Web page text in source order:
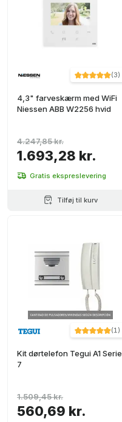
(3)
4,3" farveskærm med WiFi
Niessen ABB W2256 hvid
1.693,28 kr.
4.247,85 kr.
Gratis ekspreslevering
Tilføj til kurv
(1)
Kit dørtelefon Tegui A1 Serie
7
560,69 kr.
1.509,45 kr.